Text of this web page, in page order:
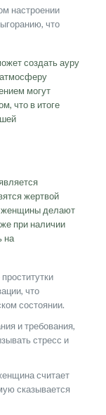
настроении
что
создать ауру
могут
что в итоге
жертвой
женщины делают
при наличии
на
что
состоянии.
и требования,
стресс и
считает
сказывается